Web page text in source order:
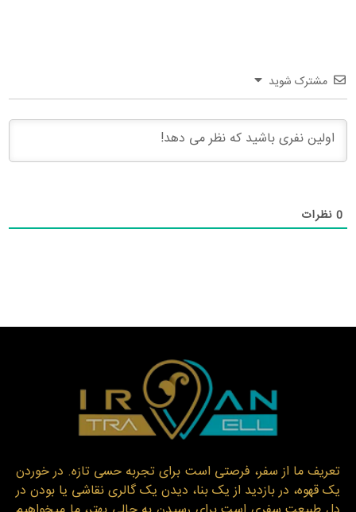
مشترک شوید
0 نظرات
تعریف ما از سفر، فرصتی است برای تجربه حسی تازه. در خوردن
یک قهوه، در بازدید از یک بنا، دیدن یک گالری نقاشی یا بودن در